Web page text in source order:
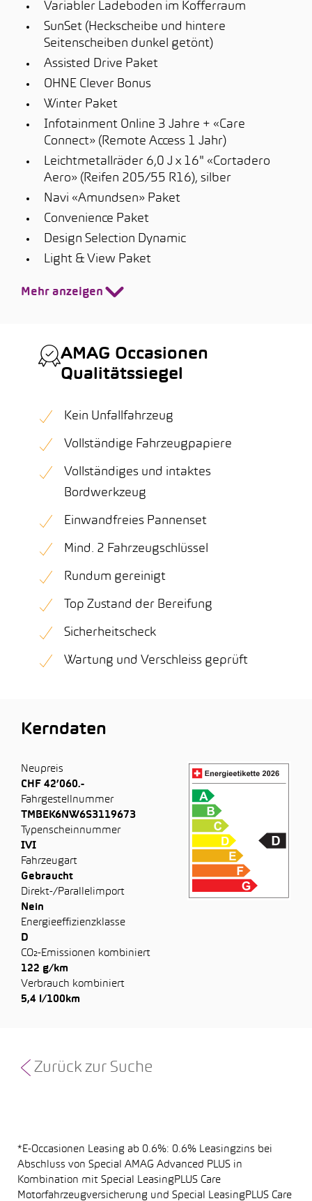
Variabler Ladeboden im Kofferraum
SunSet (Heckscheibe und hintere
Seitenscheiben dunkel getönt)
Assisted Drive Paket
OHNE Clever Bonus
Winter Paket
Infotainment Online 3 Jahre + «Care
Connect» (Remote Access 1 Jahr)
Leichtmetallräder 6,0 J x 16" «Cortadero
Aero» (Reifen 205/55 R16), silber
Navi «Amundsen» Paket
Convenience Paket
Design Selection Dynamic
Light & View Paket
Mehr anzeigen
AMAG Occasionen
Qualitätssiegel
Kein Unfallfahrzeug
Vollständige Fahrzeugpapiere
Vollständiges und intaktes
Bordwerkzeug
Einwandfreies Pannenset
Mind. 2 Fahrzeugschlüssel
Rundum gereinigt
Top Zustand der Bereifung
Sicherheitscheck
Wartung und Verschleiss geprüft
Kerndaten
Neupreis
CHF 42’060.-
Fahrgestellnummer
TMBEK6NW6S3119673
Typenscheinnummer
IVI
Fahrzeugart
Gebraucht
Direkt-/Parallelimport
Nein
Energieeffizienzklasse
D
CO₂-Emissionen kombiniert
122 g/km
Verbrauch kombiniert
5,4 l/100km
Zurück zur Suche
*E-Occasionen Leasing ab 0.6%: 0.6% Leasingzins bei
Abschluss von Special AMAG Advanced PLUS in
Kombination mit Special LeasingPLUS Care
Motorfahrzeugversicherung und Special LeasingPLUS Care